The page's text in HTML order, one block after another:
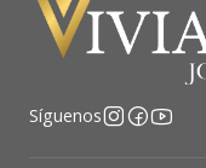
Síguenos